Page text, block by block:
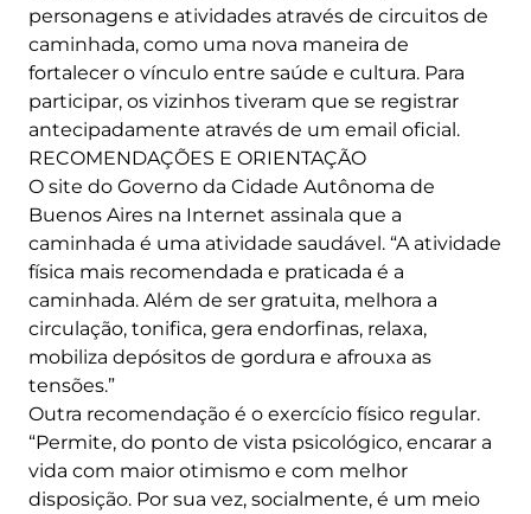
personagens e atividades através de circuitos de
caminhada, como uma nova maneira de
fortalecer o vínculo entre saúde e cultura. Para
participar, os vizinhos tiveram que se registrar
antecipadamente através de um email oficial.
RECOMENDAÇÕES E ORIENTAÇÃO
O site do Governo da Cidade Autônoma de
Buenos Aires na Internet assinala que a
caminhada é uma atividade saudável. “A atividade
física mais recomendada e praticada é a
caminhada. Além de ser gratuita, melhora a
circulação, tonifica, gera endorfinas, relaxa,
mobiliza depósitos de gordura e afrouxa as
tensões.”
Outra recomendação é o exercício físico regular.
“Permite, do ponto de vista psicológico, encarar a
vida com maior otimismo e com melhor
disposição. Por sua vez, socialmente, é um meio